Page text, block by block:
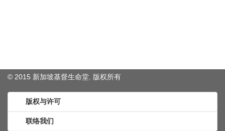
© 2015 新加坡基督生命堂. 版权所有
版权与许可
联络我们